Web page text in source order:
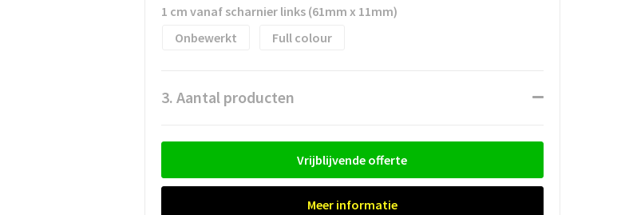
1 cm vanaf scharnier links (61mm x 11mm)
Onbewerkt
Full colour
3. Aantal producten
Vrijblijvende offerte
Meer informatie